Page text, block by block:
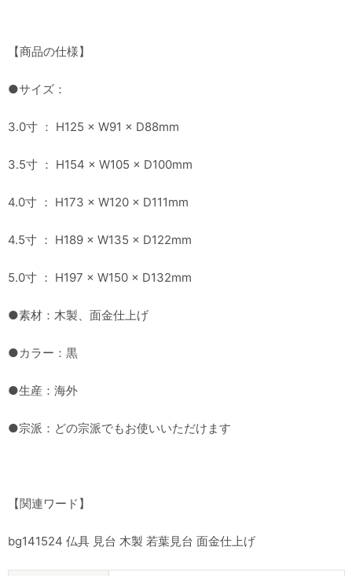
【商品の仕様】
●サイズ：
3.0寸 ： H125 × W91 × D88mm
3.5寸 ： H154 × W105 × D100mm
4.0寸 ： H173 × W120 × D111mm
4.5寸 ： H189 × W135 × D122mm
5.0寸 ： H197 × W150 × D132mm
●素材：木製、面金仕上げ
●カラー：黒
●生産：海外
●宗派：どの宗派でもお使いいただけます
【関連ワード】
bg141524 仏具 見台 木製 若葉見台 面金仕上げ